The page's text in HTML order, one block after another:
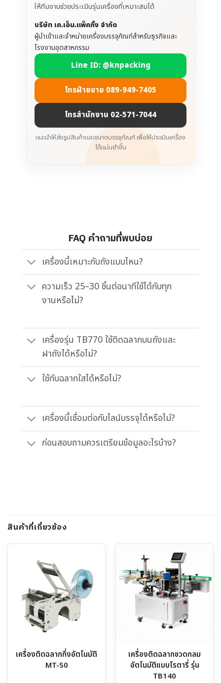
ให้ทีมงานช่วยประเมินรุ่นเครื่องที่เหมาะสมได้
บริษัท เค.เอ็น.แพ็คกิ้ง จำกัด
ผู้นำเข้าและจำหน่ายเครื่องบรรจุภัณฑ์สำหรับธุรกิจและ
โรงงานอุตสาหกรรม
Line ID: @knpacking
โทรฝ่ายขาย 089-949-7405
โทรสำนักงาน 02-571-7044
แนะนำให้ส่งรูปสินค้าและขนาดบรรจุภัณฑ์ เพื่อให้ประเมินเครื่อง
ได้แม่นยำขึ้น
FAQ คำถามที่พบบ่อย
เครื่องนี้เหมาะกับถังแบบไหน?
ความเร็ว 25–30 ชิ้นต่อนาทีใช้ได้กับทุก
งานหรือไม่?
เครื่องรุ่น TB770 ใช้ติดฉลากบนถังและ
ฝาถังได้หรือไม่?
ใช้กับฉลากใสได้หรือไม่?
เครื่องนี้เชื่อมต่อกับไลน์บรรจุได้หรือไม่?
ก่อนสอบถามควรเตรียมข้อมูลอะไรบ้าง?
สินค้าที่เกี่ยวข้อง
เครื่องติดฉลากกึ่งอัตโนมัติ
MT-50
เครื่องติดฉลากขวดกลม
อัตโนมัติแบบโรตารี่ รุ่น
TB140